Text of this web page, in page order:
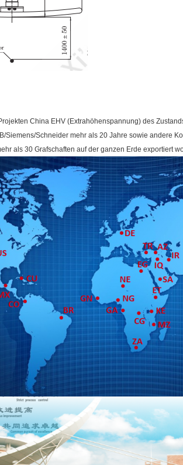
China EHV (Extrahöhenspannung) des
Siemens/Schneider mehr als 20 Jahre sowie andere
als 30 Grafschaften auf der ganzen Erde exportiert